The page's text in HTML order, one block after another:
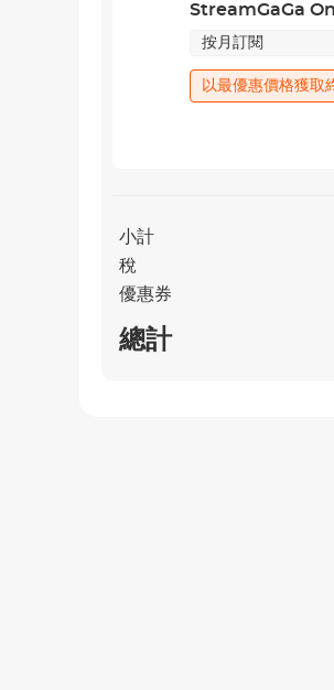
StreamGaGa
按月訂閱
以最優惠價格獲取
小計
稅
優惠券
總計